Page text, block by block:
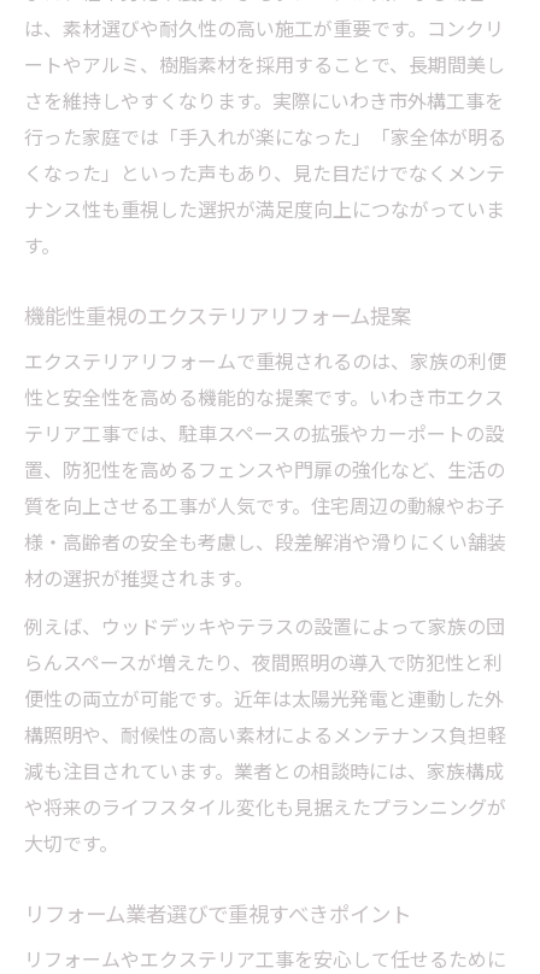
は、素材選びや耐久性の高い施工が重要です。コンクリ
ートやアルミ、樹脂素材を採用することで、長期間美し
さを維持しやすくなります。実際にいわき市外構工事を
行った家庭では「手入れが楽になった」「家全体が明る
くなった」といった声もあり、見た目だけでなくメンテ
ナンス性も重視した選択が満足度向上につながっていま
す。
機能性重視のエクステリアリフォーム提案
エクステリアリフォームで重視されるのは、家族の利便
性と安全性を高める機能的な提案です。いわき市エクス
テリア工事では、駐車スペースの拡張やカーポートの設
置、防犯性を高めるフェンスや門扉の強化など、生活の
質を向上させる工事が人気です。住宅周辺の動線やお子
様・高齢者の安全も考慮し、段差解消や滑りにくい舗装
材の選択が推奨されます。
例えば、ウッドデッキやテラスの設置によって家族の団
らんスペースが増えたり、夜間照明の導入で防犯性と利
便性の両立が可能です。近年は太陽光発電と連動した外
構照明や、耐候性の高い素材によるメンテナンス負担軽
減も注目されています。業者との相談時には、家族構成
や将来のライフスタイル変化も見据えたプランニングが
大切です。
リフォーム業者選びで重視すべきポイント
リフォームやエクステリア工事を安心して任せるために